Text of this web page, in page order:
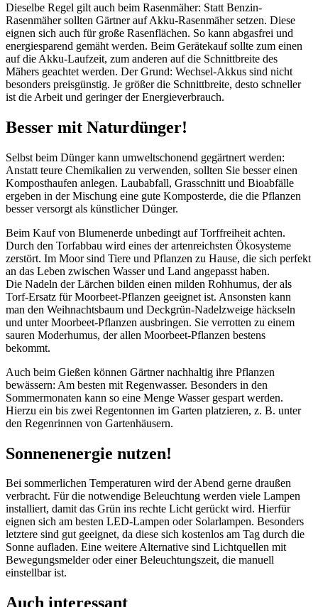
Dieselbe Regel gilt auch beim Rasenmäher: Statt Benzin-
Rasenmäher sollten Gärtner auf Akku-Rasenmäher setzen. Diese
eignen sich auch für große Rasenflächen. So kann abgasfrei und
energiesparend gemäht werden. Beim Gerätekauf sollte zum einen
auf die Akku-Laufzeit, zum anderen auf die Schnittbreite des
Mähers geachtet werden. Der Grund: Wechsel-Akkus sind nicht
besonders preisgünstig. Je größer die Schnittbreite, desto schneller
ist die Arbeit und geringer der Energieverbrauch.
Besser mit Naturdünger!
Selbst beim Dünger kann umweltschonend gegärtnert werden:
Anstatt teure Chemikalien zu verwenden, sollten Sie besser einen
Komposthaufen anlegen. Laubabfall, Grasschnitt und Bioabfälle
ergeben in der Mischung eine gute Komposterde, die die Pflanzen
besser versorgt als künstlicher Dünger.
Beim Kauf von Blumenerde unbedingt auf Torffreiheit achten.
Durch den Torfabbau wird eines der artenreichsten Ökosysteme
zerstört. Im Moor sind Tiere und Pflanzen zu Hause, die sich perfekt
an das Leben zwischen Wasser und Land angepasst haben.
Die Nadeln der Lärchen bilden einen milden Rohhumus, der als
Torf-Ersatz für Moorbeet-Pflanzen geeignet ist. Ansonsten kann
man den Weihnachtsbaum und Deckgrün-Nadelzweige häckseln
und unter Moorbeet-Pflanzen ausbringen. Sie verrotten zu einem
sauren Moderhumus, der allen Moorbeet-Pflanzen bestens
bekommt.
Auch beim Gießen können Gärtner nachhaltig ihre Pflanzen
bewässern: Am besten mit Regenwasser. Besonders in den
Sommermonaten kann so eine Menge Wasser gespart werden.
Hierzu ein bis zwei Regentonnen im Garten platzieren, z. B. unter
den Regenrinnen von Gartenhäusern.
Sonnenenergie nutzen!
Bei sommerlichen Temperaturen wird der Abend gerne draußen
verbracht. Für die notwendige Beleuchtung werden viele Lampen
installiert, damit das Grün ins rechte Licht gerückt wird. Hierfür
eignen sich am besten LED-Lampen oder Solarlampen. Besonders
letztere sind gut geeignet, da diese sich kostenlos am Tag durch die
Sonne aufladen. Eine weitere Alternative sind Lichtquellen mit
Bewegungsmelder oder einer Beleuchtungszeit, die manuell
einstellbar ist.
Auch interessant